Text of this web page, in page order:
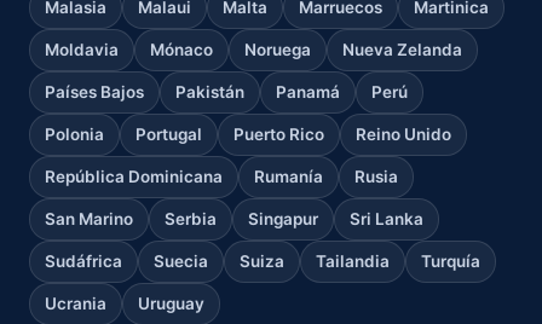
Malasia Malaui Malta Marruecos Martinica
Moldavia Mónaco Noruega Nueva Zelanda
Países Bajos Pakistán Panamá Perú
Polonia Portugal Puerto Rico Reino Unido
República Dominicana Rumanía Rusia
San Marino Serbia Singapur Sri Lanka
Sudáfrica Suecia Suiza Tailandia Turquía
Ucrania Uruguay